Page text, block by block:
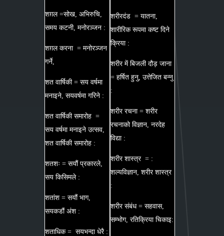
शग़ल =सोख, अभिरुचि,
समय कटनी, मनोरञ्जन :
शग़ल करना = मनोरञ्जन
गर्ने,
शत वार्षिकी = सय वर्षमा
मनाइने, सयवर्षमा गरिने :
शत वार्षिकी समारोह =
सय वर्षमा मनाइने उत्सव,
शत वार्षिकी समारोह :
शतशः = सयौं प्रकारले,
सय किसिमले :
शतांश = सयौं भाग,
सयकडौं अंश :
शताधिक = सयभन्दा धेरै :
शरीरदंड = यातना,
शारीरिक रूपमा कष्ट दिने
क्रिया :
शरीर में बिजली दौड़ जाना
= हर्षित हुनु, उत्तेजित बन्नु
:
शरीर रचना = शरीर
रचनाको विज्ञान, नरदेह
विद्या :
शरीर शास्त्र = :
शल्यविज्ञान, शरीर शास्त्र
:
शरीर संबंध = सहवास,
सम्भोग, रतिक्रिया चिकाइ: